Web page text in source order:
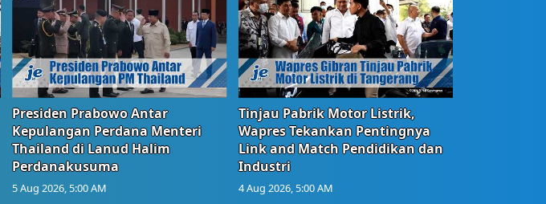
Presiden Prabowo Antar
Kepulangan Perdana Menteri
Thailand di Lanud Halim
Perdanakusuma
5 Aug 2026, 5:00 AM
Tinjau Pabrik Motor Listrik,
Wapres Tekankan Pentingnya
Link and Match Pendidikan dan
Industri
4 Aug 2026, 5:00 AM